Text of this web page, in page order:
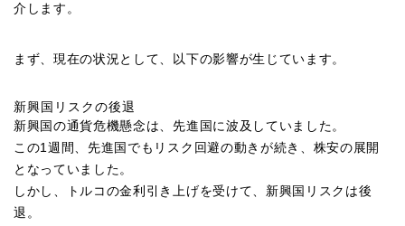
介します。
まず、現在の状況として、以下の影響が生じています。
新興国リスクの後退
新興国の通貨危機懸念は、先進国に波及していました。
この1週間、先進国でもリスク回避の動きが続き、株安の展開
となっていました。
しかし、トルコの金利引き上げを受けて、新興国リスクは後
退。